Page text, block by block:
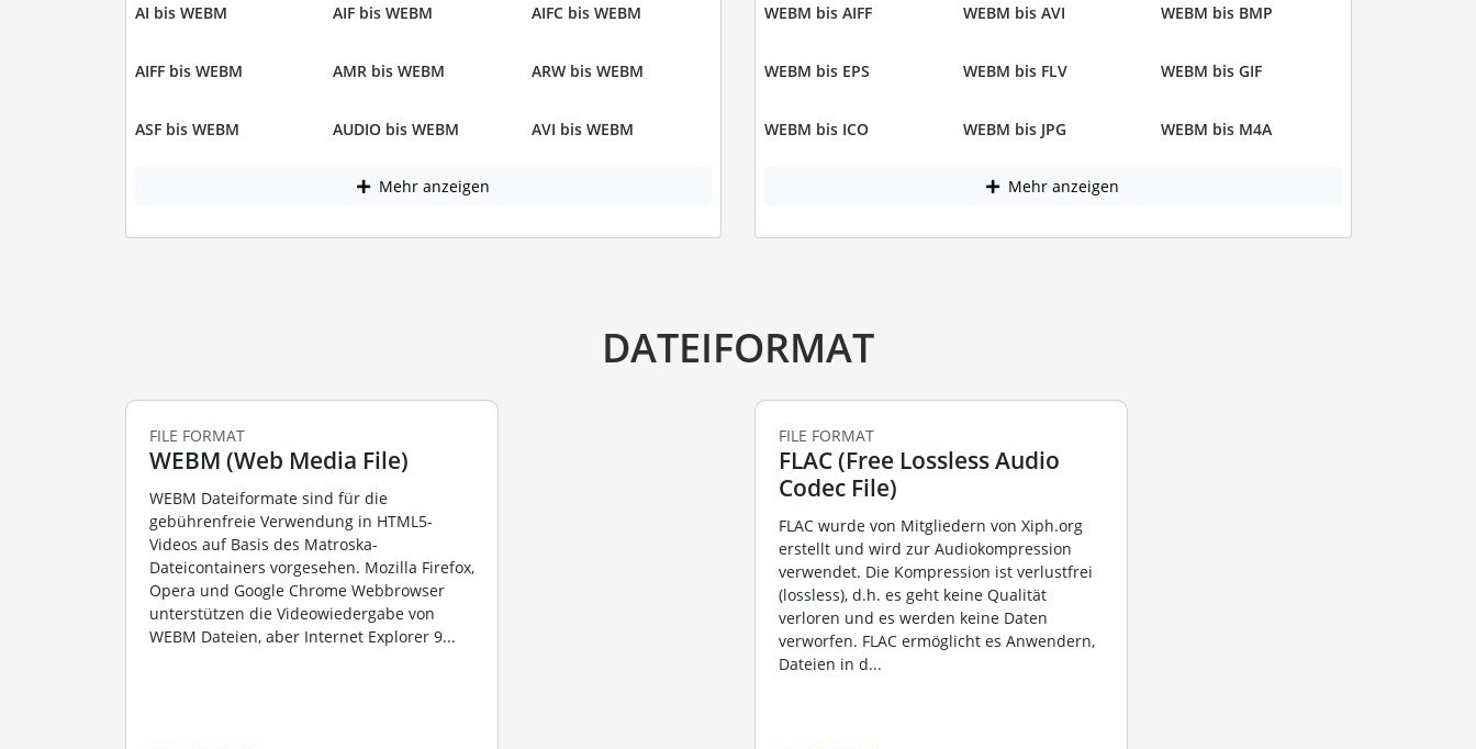
AI bis WEBM AIF bis WEBM AIFC bis WEBM
AIFF bis WEBM AMR bis WEBM ARW bis WEBM
ASF bis WEBM AUDIO bis WEBM AVI bis WEBM
Mehr anzeigen
WEBM bis AIFF WEBM bis AVI WEBM bis BMP
WEBM bis EPS WEBM bis FLV WEBM bis GIF
WEBM bis ICO WEBM bis JPG WEBM bis M4A
Mehr anzeigen
DATEIFORMAT
FILE FORMAT
WEBM (Web Media File)
WEBM Dateiformate sind für die
gebührenfreie Verwendung in HTML5-
Videos auf Basis des Matroska-
Dateicontainers vorgesehen. Mozilla Firefox,
Opera und Google Chrome Webbrowser
unterstützen die Videowiedergabe von
WEBM Dateien, aber Internet Explorer 9...
FILE FORMAT
FLAC (Free Lossless Audio
Codec File)
FLAC wurde von Mitgliedern von Xiph.org
erstellt und wird zur Audiokompression
verwendet. Die Kompression ist verlustfrei
(lossless), d.h. es geht keine Qualität
verloren und es werden keine Daten
verworfen. FLAC ermöglicht es Anwendern,
Dateien in d...